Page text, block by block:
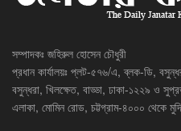
সম্পাদকঃ জহিরুল হোসেন চৌধুরী
প্রধান কার্যালয়ঃ প্লট-৫৭৬/এ, ব্লক-ডি,
বসুন্ধরা, খিলক্ষেত, বাড্ডা, ঢাকা-১২২৯ ও
এলাকা, মোমিন রোড, চট্টগ্রাম-৪০০০ থেকে